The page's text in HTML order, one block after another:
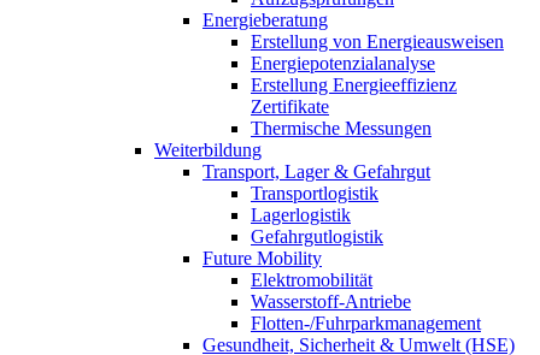
Energieberatung
Erstellung von Energieausweisen
Energiepotenzialanalyse
Erstellung Energieeffizienz
Zertifikate
Thermische Messungen
Weiterbildung
Transport, Lager & Gefahrgut
Transportlogistik
Lagerlogistik
Gefahrgutlogistik
Future Mobility
Elektromobilität
Wasserstoff-Antriebe
Flotten-/Fuhrparkmanagement
Gesundheit, Sicherheit & Umwelt (HSE)